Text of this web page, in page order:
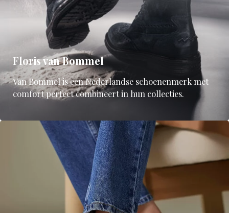
Floris van Bommel
Van Bommel is een Nederlandse schoenenmerk met
comfort perfect combineert in hun collecties.